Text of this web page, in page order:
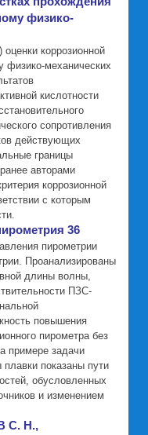
физико-
оценки коррозионной
физико-механических
кислотности
сопротивления
действующих
границы
авторами
коррозионной
с которым
36
пирометрии
Проанализированы
длины волны,
ПЗС-
повышения
пирометра без
примере задачи
плавки показаны пути
обусловленных
и изменением
С. Н.,